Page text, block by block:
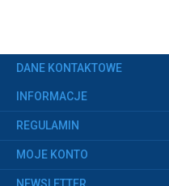
DANE KONTAKTOWE
INFORMACJE
REGULAMIN
MOJE KONTO